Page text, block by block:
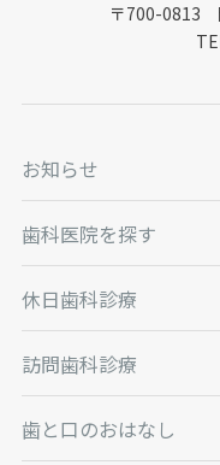
〒700-0813
お知らせ
歯科医院を探す
休日歯科診療
訪問歯科診療
歯と口のおはなし